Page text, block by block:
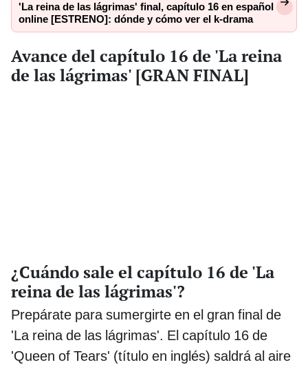
'La reina de las lágrimas' final, capítulo 16 en español
online [ESTRENO]: dónde y cómo ver el k-drama
Avance del capítulo 16 de 'La reina
de las lágrimas' [GRAN FINAL]
¿Cuándo sale el capítulo 16 de 'La
reina de las lágrimas'?
Prepárate para sumergirte en el gran final de
'La reina de las lágrimas'. El capítulo 16 de
'Queen of Tears' (título en inglés) saldrá al aire